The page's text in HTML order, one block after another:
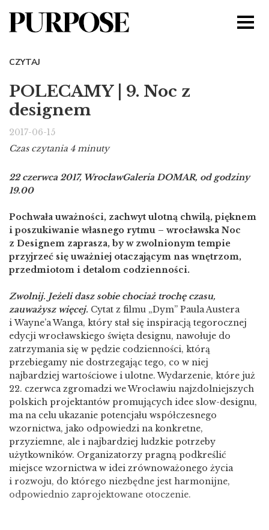
CZYTAJ
POLECAMY | 9. Noc z
designem
2017-06-15
Czas czytania 4 minuty
22 czerwca 2017, WrocławGaleria DOMAR, od godziny
19.00
Pochwała uważności, zachwyt ulotną chwilą, pięknem
i poszukiwanie własnego rytmu – wrocławska Noc
z Designem zaprasza, by w zwolnionym tempie
przyjrzeć się uważniej otaczającym nas wnętrzom,
przedmiotom i detalom codzienności.
Zwolnij. Jeżeli dasz sobie chociaż trochę czasu,
zauważysz więcej. Cytat z filmu „Dym” Paula Austera
i Wayne’a Wanga, który stał się inspiracją tegorocznej
edycji wrocławskiego święta designu, nawołuje do
zatrzymania się w pędzie codzienności, którą
przebiegamy nie dostrzegając tego, co w niej
najbardziej wartościowe i ulotne. Wydarzenie, które już
22. czerwca zgromadzi we Wrocławiu najzdolniejszych
polskich projektantów promujących idee slow-designu,
ma na celu ukazanie potencjału współczesnego
wzornictwa, jako odpowiedzi na konkretne,
przyziemne, ale i najbardziej ludzkie potrzeby
użytkowników. Organizatorzy pragną podkreślić
miejsce wzornictwa w idei zrównoważonego życia
i rozwoju, do którego niezbędne jest harmonijne,
odpowiednio zaprojektowane otoczenie.